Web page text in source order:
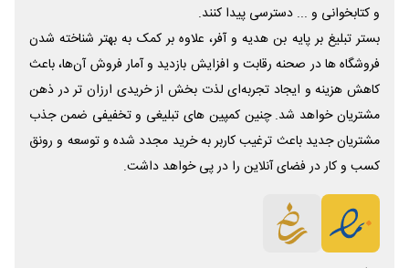
و کتابخوانی و ... دسترسی پیدا کنند.
بستر تبلیغ بر پایه بن هدیه و آفر، علاوه بر کمک به بهتر شناخته شدن
فروشگاه ها در صحنه رقابت و افزایش بازدید و آمار فروش آن‌ها، باعث
کاهش هزینه و ایجاد تجربه‌ای لذت بخش از خریدی ارزان تر در ذهن
مشتریان خواهد شد. چنین کمپین های تبلیغی و تخفیفی ضمن جذب
مشتریان جدید باعث ترغیب کاربر به خرید مجدد شده و توسعه و رونق
کسب و کار در فضای آنلاین را در پی خواهد داشت.